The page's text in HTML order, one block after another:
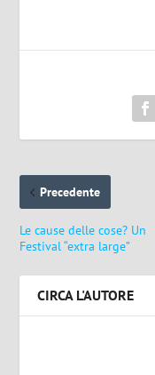
Precedente
Le cause delle cose? Un
Festival “extra large”
CIRCA L'AUTORE